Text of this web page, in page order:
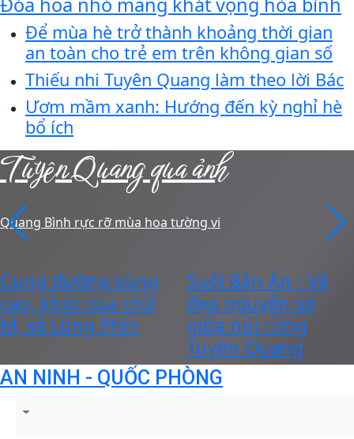
Đóa hoa nhỏ mang khát vọng hòa bình
Để mùa hè trở thành khoảng thời gian
an toàn cho trẻ em trên không gian số
Thiếu nhi Tuyên Quang làm theo lời Bác
Ươm mầm xanh: Hướng đến kỳ nghỉ hè
bổ ích
Tuyên Quang qua ảnh
Quang Bình rực rỡ mùa hoa tường vi
Cung đường vùng
cao, khúc cua chữ
M, xã Lũng Phìn
Suối Bản Án - Vẻ
đẹp nguyên sơ
giữa núi rừng
Tuyên Quang
AN NINH - QUỐC PHÒNG